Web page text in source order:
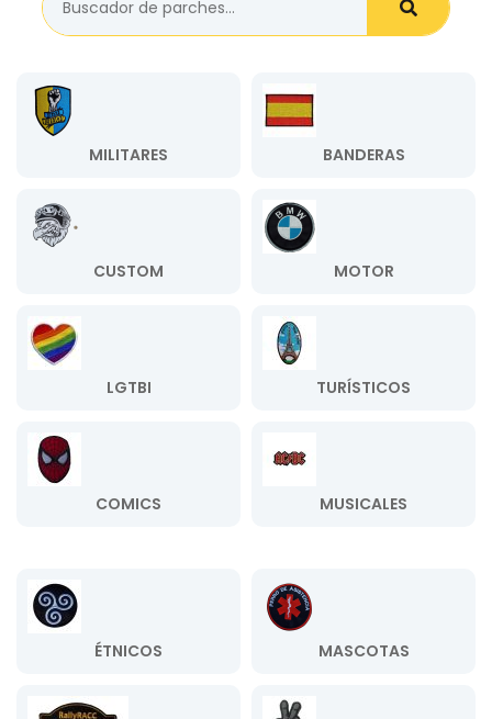
MILITARES BANDERAS
CUSTOM MOTOR
LGTBI TURÍSTICOS
COMICS MUSICALES
ÉTNICOS MASCOTAS